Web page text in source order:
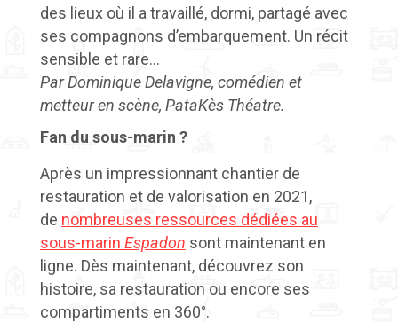
des lieux où il a travaillé, dormi, partagé avec
ses compagnons d’embarquement. Un récit
sensible et rare…
Par Dominique Delavigne, comédien et
metteur en scène, PataKès Théatre.
Fan du sous-marin ?
Après un impressionnant chantier de
restauration et de valorisation en 2021,
de nombreuses ressources dédiées au
sous-marin Espadon sont maintenant en
ligne. Dès maintenant, découvrez son
histoire, sa restauration ou encore ses
compartiments en 360°.